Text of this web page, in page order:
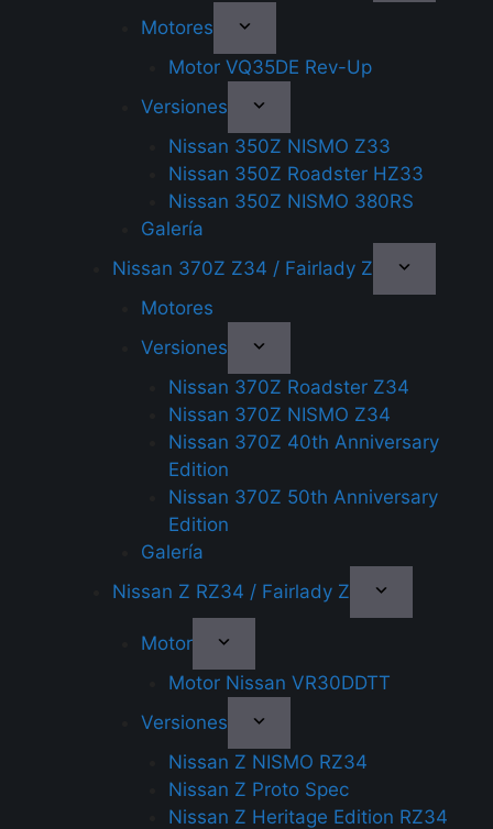
Motores
Motor VQ35DE Rev-Up
Versiones
Nissan 350Z NISMO Z33
Nissan 350Z Roadster HZ33
Nissan 350Z NISMO 380RS
Galería
Nissan 370Z Z34 / Fairlady Z
Motores
Versiones
Nissan 370Z Roadster Z34
Nissan 370Z NISMO Z34
Nissan 370Z 40th Anniversary
Edition
Nissan 370Z 50th Anniversary
Edition
Galería
Nissan Z RZ34 / Fairlady Z
Motor
Motor Nissan VR30DDTT
Versiones
Nissan Z NISMO RZ34
Nissan Z Proto Spec
Nissan Z Heritage Edition RZ34